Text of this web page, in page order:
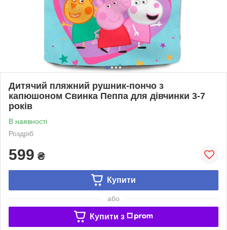
Дитячий пляжний рушник-пончо з
капюшоном Свинка Пеппа для дівчинки 3-7
років
В наявності
Роздріб
599 ₴
Купити
або
Купити з